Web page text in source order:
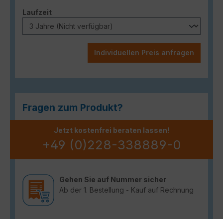
Laufzeitauswählen
Individuellen Preis anfragen
Fragen zum Produkt?
Jetzt kostenfrei beraten lassen!
+49 (0)228-338889-0
Gehen Sie auf Nummer sicher
Ab der 1. Bestellung - Kauf auf Rechnung